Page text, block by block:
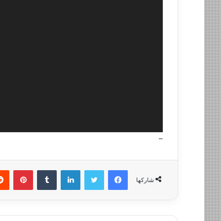
–
شاركها
فيسبوك تويتر لينكدإن ‏Tumblr بينتيريست